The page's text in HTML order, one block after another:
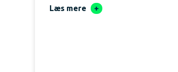
Læs mere